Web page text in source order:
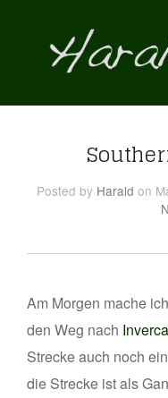
Posted by Harald on
Am Morgen mache
den Weg nach
Strecke auch noch
die Strecke ist als